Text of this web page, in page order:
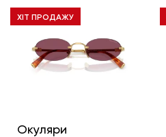
ХІТ ПРОДАЖУ
Окуляри